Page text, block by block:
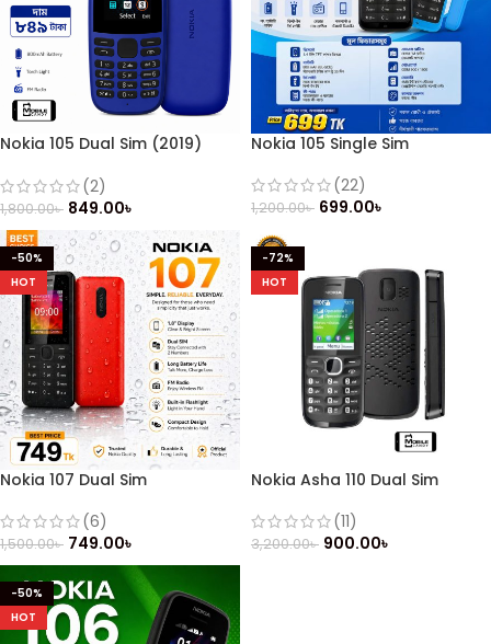
Nokia 105 Dual Sim (2019)
(2)
1,800.00৳ 849.00৳
Nokia 105 Single Sim
(22)
1,200.00৳ 699.00৳
-50%
HOT
Nokia 107 Dual Sim
(6)
1,500.00৳ 749.00৳
-72%
HOT
Nokia Asha 110 Dual Sim
(11)
3,200.00৳ 900.00৳
-50%
HOT